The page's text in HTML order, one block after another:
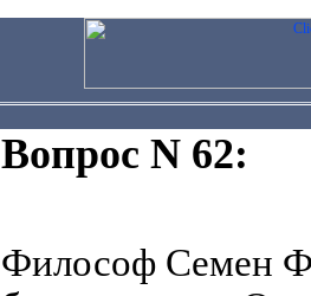
Вопрос N 62:
Философ Семен